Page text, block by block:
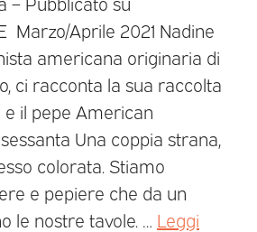
Marzo/Aprile 2021 Nadine
americana originaria di
ci racconta la sua raccolta
e il pepe American
Una coppia strana,
colorata. Stiamo
e pepiere che da un
le nostre tavole. … Leggi